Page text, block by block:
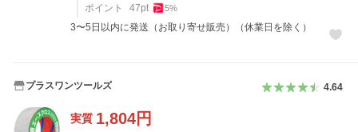
ポイント
47pt 5%
3〜5日以内に発送（お取り寄せ販売）（休業日を除く）
プラスワンツールズ 4.64
実質 1,804円